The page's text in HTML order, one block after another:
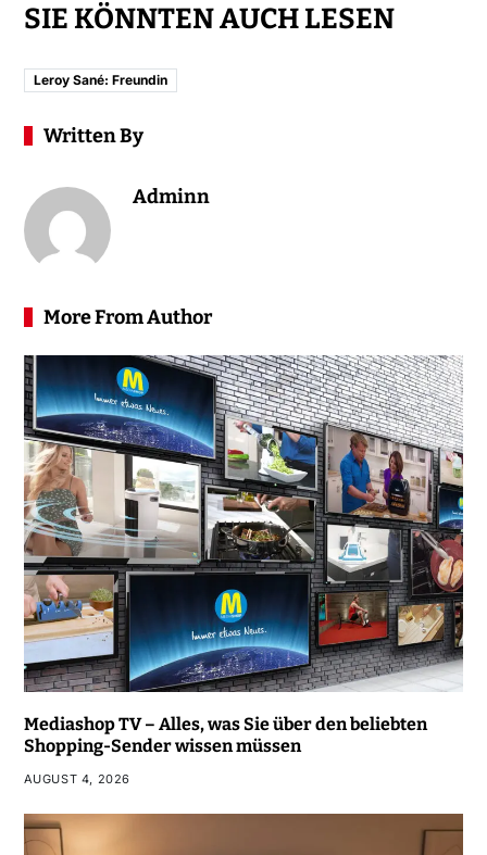
SIE KÖNNTEN AUCH LESEN
Leroy Sané: Freundin
Written By
Adminn
More From Author
Mediashop TV – Alles, was Sie über den beliebten
Shopping-Sender wissen müssen
AUGUST 4, 2026